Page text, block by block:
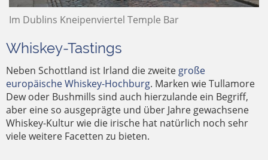
Im Dublins Kneipenviertel Temple Bar
Whiskey-Tastings
Neben Schottland ist Irland die zweite große
europäische Whiskey-Hochburg. Marken wie Tullamore
Dew oder Bushmills sind auch hierzulande ein Begriff,
aber eine so ausgeprägte und über Jahre gewachsene
Whiskey-Kultur wie die irische hat natürlich noch sehr
viele weitere Facetten zu bieten.